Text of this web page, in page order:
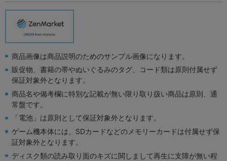
商品画像は商品説明のためのサンプル画像になります。
販促物、書籍の帯やぬいぐるみのタグ、コード類は原則付属せず
保証対象外となります。
商品名や備考欄に特別な記載が無い限り取り扱い商品は原則、通
常盤です。
「電池」は原則として保証対象外となります。
ゲーム機本体には、SDカードなどのメモリーカードは付属せず保
証対象外となります。
ディスク類の読み取り面のキズに関しまして再生に支障が無い程